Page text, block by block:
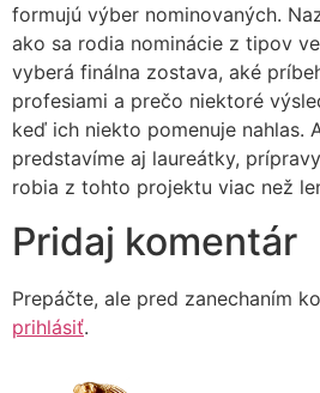
formujú výber nominovaných.
ako sa rodia nominácie z tipov
vyberá finálna zostava, aké
profesiami a prečo niektoré
keď ich niekto pomenuje nahlas.
predstavíme aj laureátky,
robia z tohto projektu viac než
Pridaj komentár
Prepáčte, ale pred zanechaním
prihlásiť.